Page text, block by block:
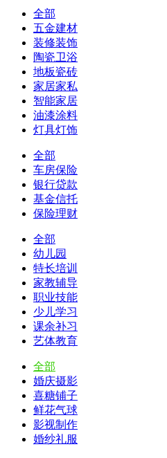
全部
五金建材
装修装饰
陶瓷卫浴
地板瓷砖
家居家私
智能家居
油漆涂料
灯具灯饰
全部
车房保险
银行贷款
基金信托
保险理财
全部
幼儿园
特长培训
家教辅导
职业技能
少儿学习
课余补习
艺体教育
全部
婚庆摄影
喜糖铺子
鲜花气球
影视制作
婚纱礼服